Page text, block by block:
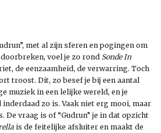
met al zijn sferen en pogingen om
voel je zo rond Sonde In
de eenzaamheid, de verwarring. Toch
troost. Dit, zo besef je bij een aantal
muziek in een lelijke wereld, en je
zo is. Vaak niet erg mooi, maar
De vraag is of “Gudrun” je in dat opzicht
is de feitelijke afsluiter en maakt de